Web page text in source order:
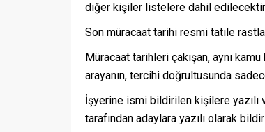
diğer kişiler listelere dahil
Son müracaat tarihi resmi tatile
Müracaat tarihleri çakışan, aynı
arayanın, tercihi doğrultusunda
İşyerine ismi bildirilen kişilere yazılı
tarafından adaylara yazılı olarak